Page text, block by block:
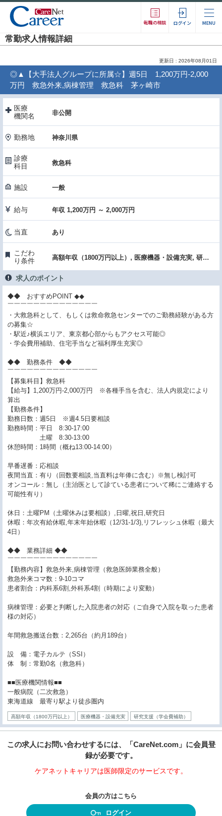
転職の相談 ログイン MENU
常勤求人情報詳細
更新日 : 2026年08月01日
◎▲【大手法人グループに所属☆】週5日 1,200万円-2,000
万円 救急外来,病棟管理 救急科 茅ヶ崎市
医療
機関名
非公開
勤務地 神奈川県
診療
科目
救急科
施設 一般
給与 年収 1,200万円 ～ 2,000万円
当直 あり
こだわ
り条件
高額年収（1800万円以上）, 医療機器・設備充実, 研究支援（学会費補助）
求人のポイント
◆◆ おすすめPOINT ◆◆
￣￣￣￣￣￣￣￣￣￣￣￣￣￣
・大救急科として、もしくは救命救急センターでのご勤務経験がある方
の募集☆
・駅近♪横浜エリア、東京都心部からもアクセス可能◎
・学会費用補助、住宅手当など福利厚生充実◎
◆◆ 勤務条件 ◆◆
￣￣￣￣￣￣￣￣￣￣￣￣￣￣
【募集科目】救急科
【給与】1,200万円-2,000万円 ※各種手当を含む、法人内規定により
算出
【勤務条件】
勤務日数：週5日 ※週4.5日要相談
勤務時間：平日 8:30-17:00
土曜 8:30-13:00
休憩時間：1時間（概ね13:00-14:00）
早番遅番：応相談
夜間当直：有り（回数要相談,当直料は年俸に含む）※無し検討可
オンコール：無し（主治医として診ている患者について稀にご連絡する
可能性有り）
休日：土曜PM（土曜休みは要相談）,日曜,祝日,研究日
休暇：年次有給休暇,年末年始休暇（12/31-1/3),リフレッシュ休暇（最大
4日）
◆◆ 業務詳細 ◆◆
￣￣￣￣￣￣￣￣￣￣￣￣￣￣
【勤務内容】救急外来,病棟管理（救急医師業務全般）
救急外来コマ数：9-10コマ
患者割合：内科系6割,外科系4割（時期により変動）
病棟管理：必要と判断した入院患者の対応（ご自身で入院を取った患者
様の対応）
年間救急搬送台数：2,265台（約月189台）
設 備：電子カルテ（SSI）
体 制：常勤0名（救急科）
■■医療機関情報■■
一般病院（二次救急）
東海道線 最寄り駅より徒歩圏内
高額年収（1800万円以上） 医療機器・設備充実 研究支援（学会費補助）
この求人にお問い合わせするには、「CareNet.com」に会員登
録が必要です。
ケアネットキャリアは医師限定のサービスです。
会員の方はこちら
ログイン